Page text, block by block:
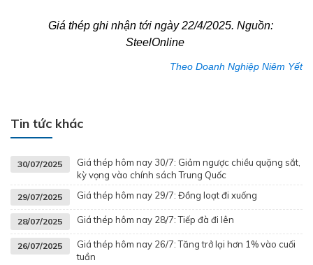
Giá thép ghi nhận tới ngày 22/4/2025. Nguồn:
SteelOnline
Theo Doanh Nghiệp Niêm Yết
Tin tức khác
30/07/2025
Giá thép hôm nay 30/7: Giảm ngược chiều quặng sắt,
kỳ vọng vào chính sách Trung Quốc
29/07/2025 Giá thép hôm nay 29/7: Đồng loạt đi xuống
28/07/2025 Giá thép hôm nay 28/7: Tiếp đà đi lên
26/07/2025
Giá thép hôm nay 26/7: Tăng trở lại hơn 1% vào cuối
tuần